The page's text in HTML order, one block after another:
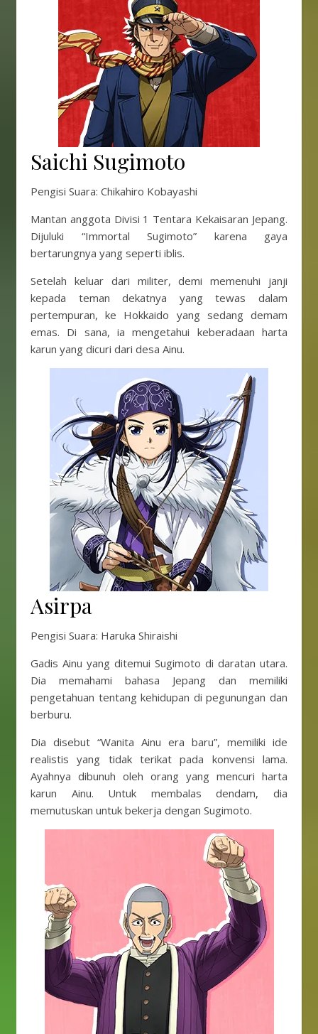
Saichi Sugimoto
Pengisi Suara: Chikahiro Kobayashi
Mantan anggota Divisi 1 Tentara Kekaisaran Jepang.
Dijuluki “Immortal Sugimoto” karena gaya
bertarungnya yang seperti iblis.
Setelah keluar dari militer, demi memenuhi janji
kepada teman dekatnya yang tewas dalam
pertempuran, ke Hokkaido yang sedang demam
emas. Di sana, ia mengetahui keberadaan harta
karun yang dicuri dari desa Ainu.
Asirpa
Pengisi Suara: Haruka Shiraishi
Gadis Ainu yang ditemui Sugimoto di daratan utara.
Dia memahami bahasa Jepang dan memiliki
pengetahuan tentang kehidupan di pegunungan dan
berburu.
Dia disebut “Wanita Ainu era baru”, memiliki ide
realistis yang tidak terikat pada konvensi lama.
Ayahnya dibunuh oleh orang yang mencuri harta
karun Ainu. Untuk membalas dendam, dia
memutuskan untuk bekerja dengan Sugimoto.